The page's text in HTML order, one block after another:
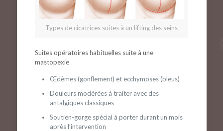
Types de cicatrices suites à un lifting des seins
Suites opératoires habituelles suite à une
mastopexie
Œdèmes (gonflement) et ecchymoses (bleus)
Douleurs modérées à traiter avec des
antalgiques classiques
Soutien-gorge spécial à porter durant un mois
après l’intervention